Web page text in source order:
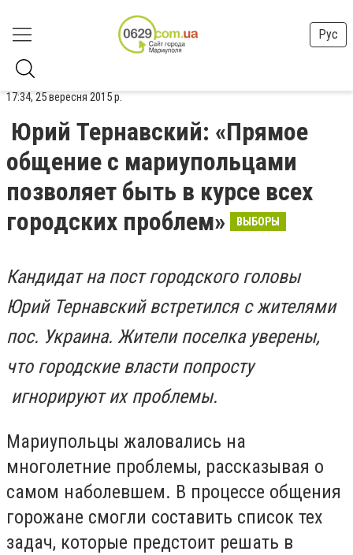
Рус
17:34, 25 вересня 2015 р.
Юрий Тернавский: «Прямое
общение с мариупольцами
позволяет быть в курсе всех
городских проблем»
ВЫБОРЫ
Кандидат на пост городского головы
Юрий Тернавский встретился с жителями
пос. Украина. Жители поселка уверены,
что городские власти попросту
игнорируют их проблемы.
Мариупольцы жаловались на
многолетние проблемы, рассказывая о
самом наболевшем. В процессе общения
горожане смогли составить список тех
задач, которые предстоит решать в